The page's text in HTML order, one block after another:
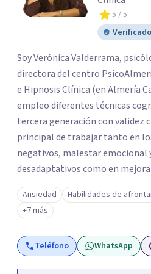
5 / 5
Verificado
Soy Verónica Valderrama,
directora del centro
e Hipnosis Clínica (en Almería Capital). En
empleo diferentes técnicas
tercera generación con validez
principal de trabajar tanto en
negativos, malestar
desadaptativos como en
habilidades y desarrollo
míos y juntos los alcanzaremos!. Mi objetivo principal
que consigas el bienestar y
consciente de que cada
inicialmente realizaremos una
Ansiedad Habilidades de
+7 más
Teléfono WhatsApp